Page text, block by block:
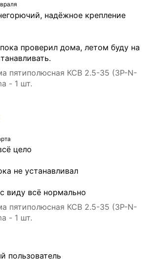
надёжное крепление
пока проверил дома, летом буду на
пятиполюсная КСВ 2.5-35 (3P-N-
- 1 шт.
цело
не устанавливал
с виду всё нормально
пятиполюсная КСВ 2.5-35 (3P-N-
- 1 шт.
пользователь